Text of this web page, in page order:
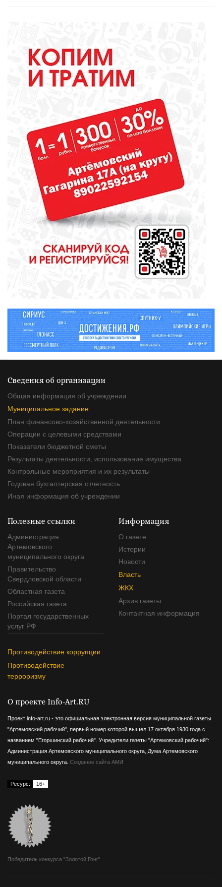
библиотекарь? Докажите это
всей стране!
ОБРАЗОВАНИЕ
Сосновоборская школа в финале
конкурса школьных музеев
МЕДИЦИНА
От диеты до режима: все о
питании при грудном
вскармливании
СПОРТ
полицейского
Сведения об организации
Общая информация об учреждении
Муниципальное задание
План финансово-хозяйственной деятельности
Операции с целевыми средствами
Показатели бюджетной сметы
Результаты деятельности, использование имущества
Контрольные мероприятия и их результаты
Годовая бухгалтерская отчетность
Иная информация об учреждении
Полезные ссылки
Администрация
Артемовского
муниципального округа
Правительство
Свердловской области
Областная газета
Российская газета
Портал государственных
услуг РФ
Противодействие коррупции
Противодействие
терроризму
Информация
О газете
Истории
Новости
Власть
ЖКХ
Архив газеты
Контактная информация
О проекте Info-Art.RU
Проект info-art.ru - это официальная электронная версия муниципальной газеты
"Артемовский рабочий", первый номер которой вышел 17 октября 1930 года с
названием "Егоршинский рабочий". Учредители газеты "Артемовский рабочий":
Администрация Артемовского муниципального округа, Дума Артемовского
муниципального округа. Создание сайта АМИ
Ресурс: 16+
Победитель конкурса "Золотой Гонг"